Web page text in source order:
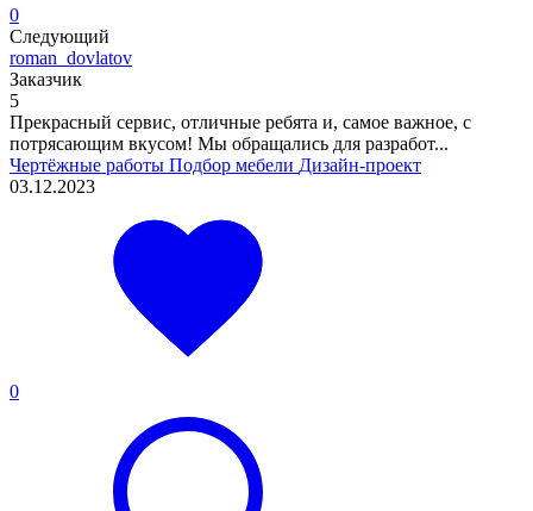
0
Следующий
roman_dovlatov
Заказчик
5
Прекрасный сервис, отличные ребята и, самое важное, с
потрясающим вкусом! Мы обращались для разработ...
Чертёжные работы Подбор мебели Дизайн-проект
03.12.2023
0